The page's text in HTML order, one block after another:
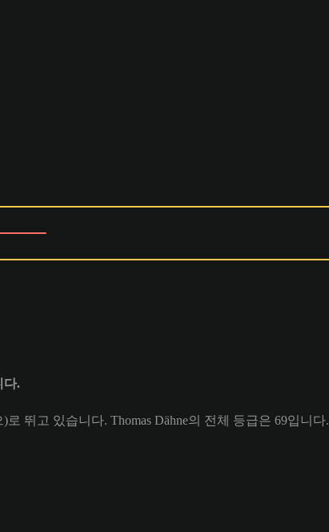
다.
뛰고 있습니다. Thomas Dähne의 전체 등급은 69입니다.